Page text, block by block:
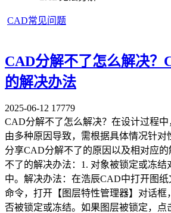
CAD常见问题
CAD分解不了怎么解决？
的解决办法
2025-06-12 17779
CAD分解不了怎么解决？在设计过程
由多种原因导致，需根据具体情况针对
分享CAD分解不了的原因以及相对应
不了的解决办法：1. 对象被锁定或冻结
中。解决办法：在浩辰CAD中打开图
命令，打开【图层特性管理器】对话框
否被锁定或冻结。如果图层被锁定，点